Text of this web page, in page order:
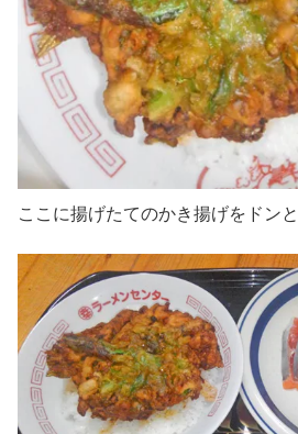
ここに揚げたてのかき揚げをドン